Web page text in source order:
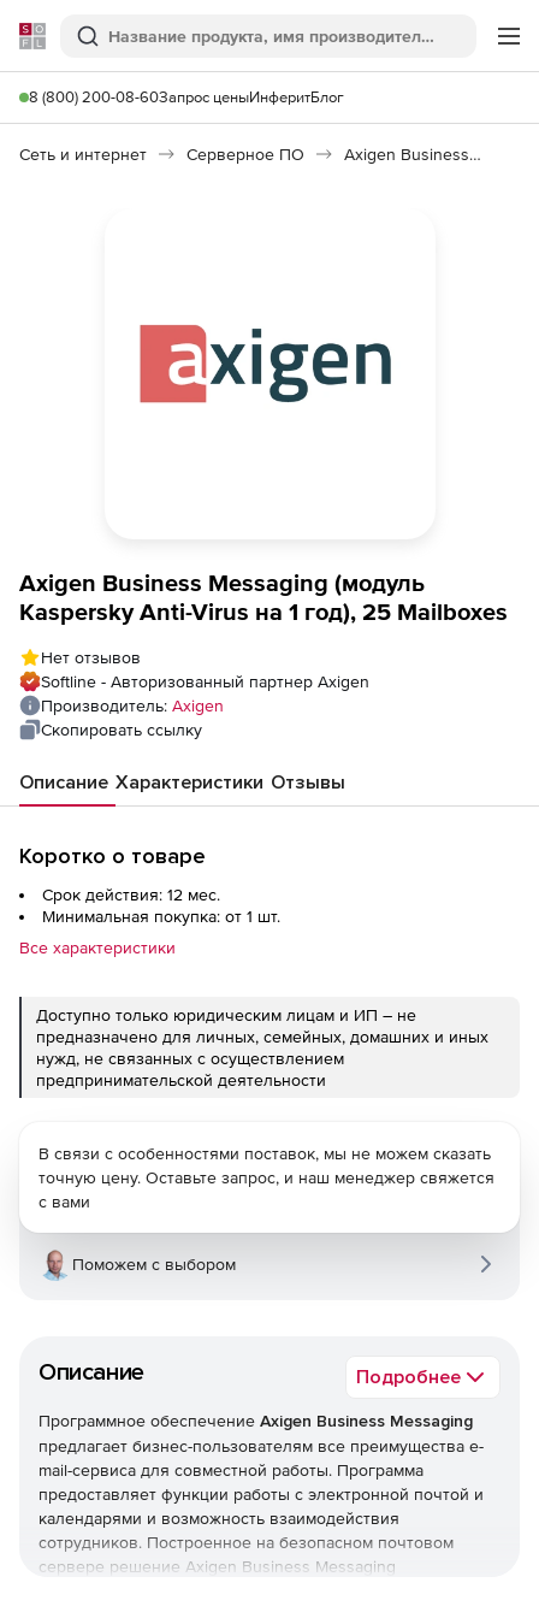
Softline
Поиск
8 (800) 200-08-60Запрос ценыИнферитБлог
Сеть и интернет Серверное ПО Axigen Business Messaging 10.0
Axigen Business Messaging (модуль
Kaspersky Anti-Virus на 1 год), 25 Mailboxes
Нет отзывов
Softline - Авторизованный партнер Axigen
Производитель: Axigen
Скопировать ссылку
Описание Характеристики Отзывы
Коротко о товаре
Срок действия: 12 мес.
Минимальная покупка: от 1 шт.
Все характеристики
Доступно только юридическим лицам и ИП – не
предназначено для личных, семейных, домашних и иных
нужд, не связанных с осуществлением
предпринимательской деятельности
Описание Подробнее
Программное обеспечение Axigen Business Messaging
предлагает бизнес-пользователям все преимущества e-
mail-сервиса для совместной работы. Программа
предоставляет функции работы с электронной почтой и
календарями и возможность взаимодействия
сотрудников. Построенное на безопасном почтовом
сервере решение Axigen Business Messaging
В связи с особенностями поставок, мы не можем сказать
точную цену. Оставьте запрос, и наш менеджер свяжется
с вами
Поможем с выбором